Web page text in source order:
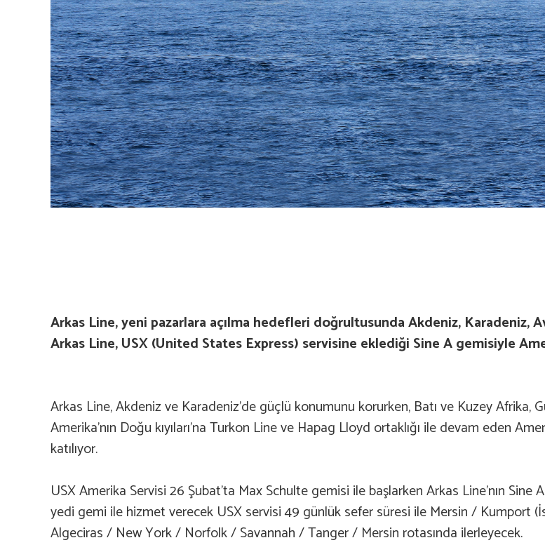
Arkas Line, yeni pazarlara açılma hedefleri doğrultusunda Akdeniz, Karadeniz,
Arkas Line, USX (United States Express) servisine eklediği Sine A gemisiyle
Arkas Line, Akdeniz ve Karadeniz’de güçlü konumunu korurken, Batı ve Kuzey Afrika,
Amerika’nın Doğu kıyıları’na Turkon Line ve Hapag Lloyd ortaklığı ile devam eden
katılıyor.
USX Amerika Servisi 26 Şubat’ta Max Schulte gemisi ile başlarken Arkas Line’nın Sine
yedi gemi ile hizmet verecek USX servisi 49 günlük sefer süresi ile Mersin / Kumport
Algeciras / New York / Norfolk / Savannah / Tanger / Mersin rotasında ilerleyecek.